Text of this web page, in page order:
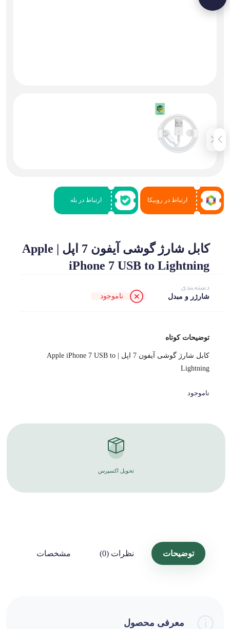
ارتباط در روبیکا ارتباط در بله
کابل شارژ گوشی آیفون 7 اپل | Apple
iPhone 7 USB to Lightning
ناموجود
دسته‌بندی
شارژر و مبدل
توضیحات کوتاه
کابل شارژ گوشی آیفون 7 اپل | Apple iPhone 7 USB to
Lightning
ناموجود
تحویل اکسپرس
توضیحات نظرات (0) مشخصات
معرفی محصول